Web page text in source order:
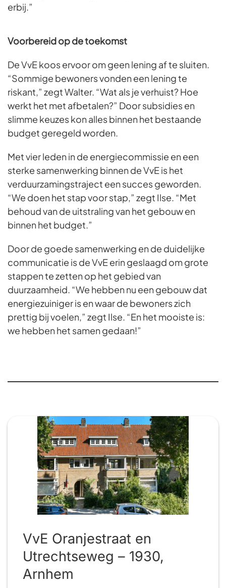
erbij.”
Voorbereid op de toekomst
De VvE koos ervoor om geen lening af te sluiten.
“Sommige bewoners vonden een lening te
riskant,” zegt Walter. “Wat als je verhuist? Hoe
werkt het met afbetalen?” Door subsidies en
slimme keuzes kon alles binnen het bestaande
budget geregeld worden.
Met vier leden in de energiecommissie en een
sterke samenwerking binnen de VvE is het
verduurzamingstraject een succes geworden.
“We doen het stap voor stap,” zegt Ilse. “Met
behoud van de uitstraling van het gebouw en
binnen het budget.”
Door de goede samenwerking en de duidelijke
communicatie is de VvE erin geslaagd om grote
stappen te zetten op het gebied van
duurzaamheid. “We hebben nu een gebouw dat
energiezuiniger is en waar de bewoners zich
prettig bij voelen,” zegt Ilse. “En het mooiste is:
we hebben het samen gedaan!”
VvE Oranjestraat en
Utrechtseweg – 1930,
Arnhem